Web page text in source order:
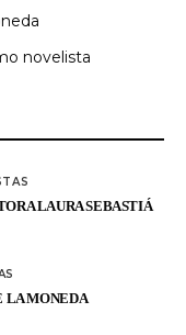
novelista
LAURA SEBASTIÁ
LA MONEDA